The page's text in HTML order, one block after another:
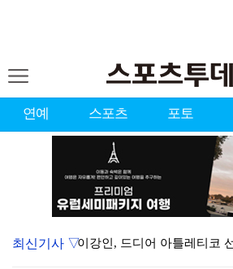
연예 스포츠 포토
최신기사 ▽